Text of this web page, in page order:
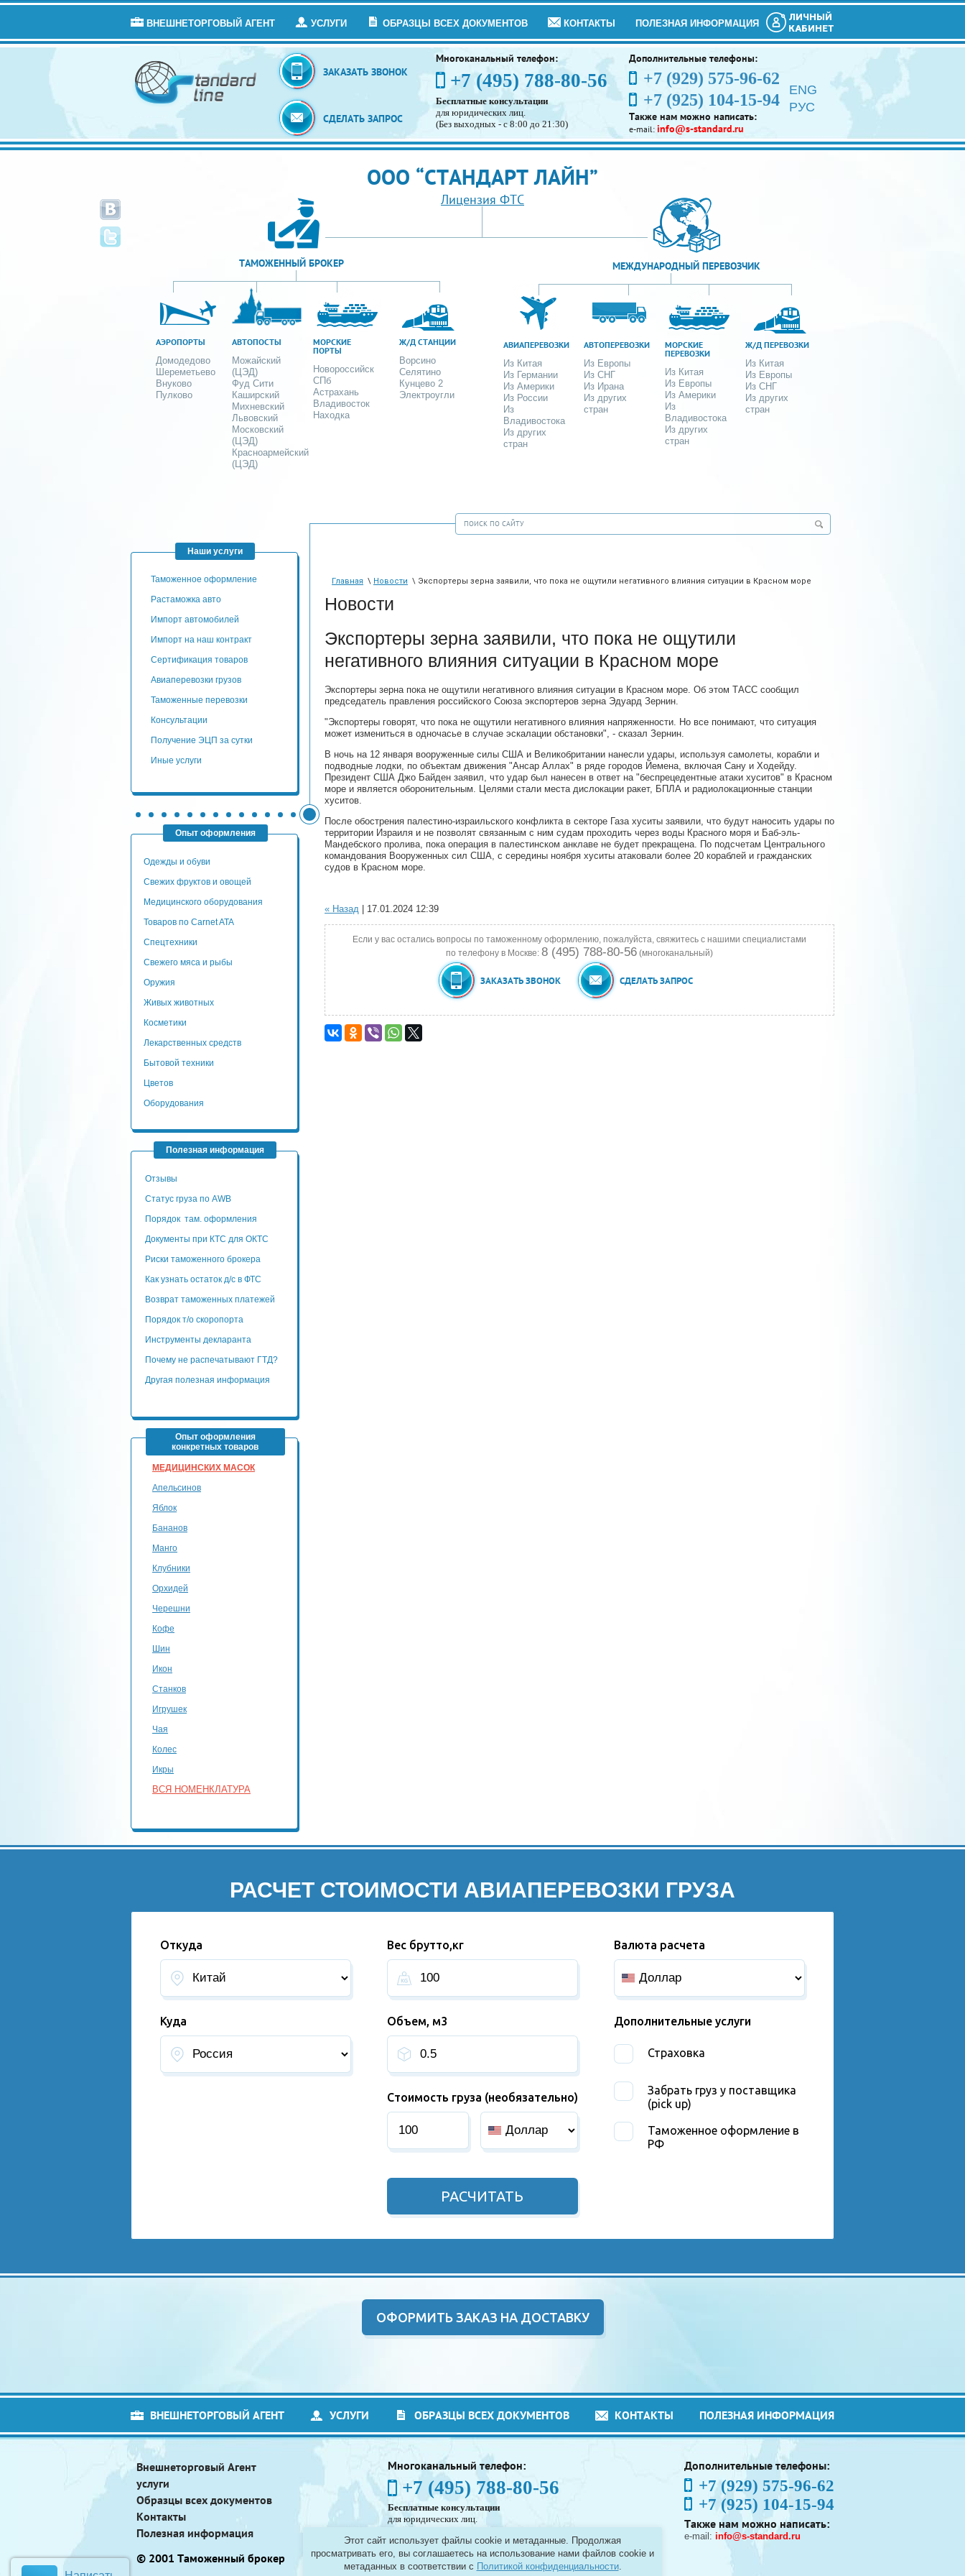
Этот сайт использует файлы cookie и метаданные. Продолжая
просматривать его, вы соглашаетесь на использование нами файлов cookie и
метаданных в соответствии с Политикой конфиденциальности.
ВНЕШНЕТОРГОВЫЙ АГЕНТ УСЛУГИ ОБРАЗЦЫ ВСЕХ ДОКУМЕНТОВ КОНТАКТЫ ПОЛЕЗНАЯ ИНФОРМАЦИЯ
ЛИЧНЫЙ
КАБИНЕТ
ЗАКАЗАТЬ ЗВОНОК
СДЕЛАТЬ ЗАПРОС
Многоканальный телефон:
+7 (495) 788-80-56
Бесплатные консультации
для юридических лиц.
(Без выходных - с 8:00 до 21:30)
Дополнительные телефоны:
+7 (929) 575-96-62
+7 (925) 104-15-94
Также нам можно написать:
e-mail: info@s-standard.ru
ENG
РУС
ООО “СТАНДАРТ ЛАЙН”
Лицензия ФТС
ТАМОЖЕННЫЙ БРОКЕР
АЭРОПОРТЫ
Домодедово
Шереметьево
Внуково
Пулково
АВТОПОСТЫ
Можайский
(ЦЭД)
Фуд Сити
Каширский
Михневский
Львовский
Московский
(ЦЭД)
Красноармейский
(ЦЭД)
МОРСКИЕ
ПОРТЫ
Новороссийск
СПб
Астрахань
Владивосток
Находка
Ж/Д СТАНЦИИ
Ворсино
Селятино
Кунцево 2
Электроугли
МЕЖДУНАРОДНЫЙ ПЕРЕВОЗЧИК
АВИАПЕРЕВОЗКИ
Из Китая
Из Германии
Из Америки
Из России
Из
Владивостока
Из других
стран
АВТОПЕРЕВОЗКИ
Из Европы
Из СНГ
Из Ирана
Из других
стран
МОРСКИЕ
ПЕРЕВОЗКИ
Из Китая
Из Европы
Из Америки
Из
Владивостока
Из других
стран
Ж/Д ПЕРЕВОЗКИ
Из Китая
Из Европы
Из СНГ
Из других
стран
Наши услуги
таможенное оформление
Растаможка авто
Импорт автомобилей
импорт на наш контракт
сертификация товаров
авиаперевозки грузов
таможенные перевозки
консультации
Получение ЭЦП за сутки
Иные услуги
Опыт оформления
Одежды и обуви
Свежих фруктов и овощей
Медицинского оборудования
Товаров по Carnet ATA
Спецтехники
Свежего мяса и рыбы
Оружия
Живых животных
Косметики
Лекарственных средств
Бытовой техники
Цветов
Оборудования
Полезная информация
Отзывы
Статус груза по AWB
Порядок там. оформления
Документы при КТС для ОКТС
Риски таможенного брокера
Как узнать остаток д/с в ФТС
Возврат таможенных платежей
Порядок т/о скоропорта
Инструменты декларанта
Почему не распечатывают ГТД?
Другая полезная информация
Опыт оформления
конкретных товаров
МЕДИЦИНСКИХ МАСОК
Апельсинов
Яблок
Бананов
Манго
Клубники
Орхидей
Черешни
Кофе
Шин
Икон
Станков
Игрушек
Чая
Колес
Икры
ВСЯ НОМЕНКЛАТУРА
Главная \ Новости \ Экспортеры зерна заявили, что пока не ощутили негативного влияния ситуации в Красном море
Новости
Экспортеры зерна заявили, что пока не ощутили
негативного влияния ситуации в Красном море
Экспортеры зерна пока не ощутили негативного влияния ситуации в Красном море. Об этом ТАСС сообщил
председатель правления российского Союза экспортеров зерна Эдуард Зернин.
"Экспортеры говорят, что пока не ощутили негативного влияния напряженности. Но все понимают, что ситуация
может измениться в одночасье в случае эскалации обстановки", - сказал Зернин.
В ночь на 12 января вооруженные силы США и Великобритании нанесли удары, используя самолеты, корабли и
подводные лодки, по объектам движения "Ансар Аллах" в ряде городов Йемена, включая Сану и Ходейду.
Президент США Джо Байден заявил, что удар был нанесен в ответ на "беспрецедентные атаки хуситов" в Красном
море и является оборонительным. Целями стали места дислокации ракет, БПЛА и радиолокационные станции
хуситов.
После обострения палестино-израильского конфликта в секторе Газа хуситы заявили, что будут наносить удары по
территории Израиля и не позволят связанным с ним судам проходить через воды Красного моря и Баб-эль-
Мандебского пролива, пока операция в палестинском анклаве не будет прекращена. По подсчетам Центрального
командования Вооруженных сил США, с середины ноября хуситы атаковали более 20 кораблей и гражданских
судов в Красном море.
« Назад | 17.01.2024 12:39
Если у вас остались вопросы по таможенному оформлению, пожалуйста, свяжитесь с нашими специалистами
по телефону в Москве: 8 (495) 788-80-56 (многоканальный)
ЗАКАЗАТЬ ЗВОНОК СДЕЛАТЬ ЗАПРОС
РАСЧЕТ СТОИМОСТИ АВИАПЕРЕВОЗКИ ГРУЗА
Откуда
Куда
Вес брутто,кг
Объем, м3
Стоимость груза (необязательно)
Валюта расчета
Дополнительные услуги
Страховка
Забрать груз у поставщика
(pick up)
Таможенное оформление в
РФ
РАСЧИТАТЬ
ОФОРМИТЬ ЗАКАЗ НА ДОСТАВКУ
ВНЕШНЕТОРГОВЫЙ АГЕНТ УСЛУГИ ОБРАЗЦЫ ВСЕХ ДОКУМЕНТОВ КОНТАКТЫ ПОЛЕЗНАЯ ИНФОРМАЦИЯ
Внешнеторговый Агент
услуги
Образцы всех документов
Контакты
Полезная информация
© 2001 Таможенный брокер
Многоканальный телефон:
+7 (495) 788-80-56
Бесплатные консультации
для юридических лиц.
Таможенное оформление грузов в аэропортах
Москвы - Шереметьево, Домодедово и Внуково, а
Дополнительные телефоны:
+7 (929) 575-96-62
+7 (925) 104-15-94
Также нам можно написать:
e-mail: info@s-standard.ru